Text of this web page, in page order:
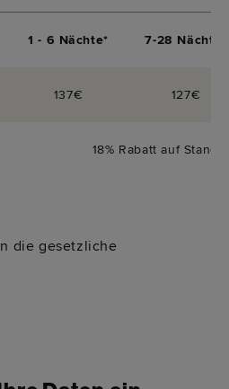
1 - 6 Nächte* 7-28 Nächte*
137€ 127€
18% Rabatt auf
die gesetzliche